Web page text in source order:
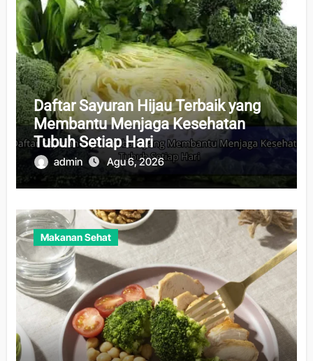
Daftar Sayuran Hijau Terbaik yang
Membantu Menjaga Kesehatan
Tubuh Setiap Hari
admin Agu 6, 2026
Makanan Sehat